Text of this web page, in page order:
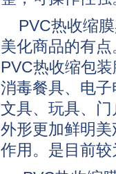
PVC热收缩
美化商品的有
PVC热收缩包
消毒餐具、电
文具、玩具、
外形更加鲜明
作用。是目前